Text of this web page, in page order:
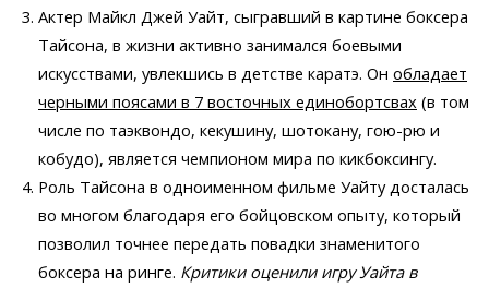
Актер Майкл Джей Уайт, сыгравший в картине боксера
Тайсона, в жизни активно занимался боевыми
искусствами, увлекшись в детстве каратэ. Он обладает
черными поясами в 7 восточных единобортсвах (в том
числе по таэквондо, кекушину, шотокану, гою-рю и
кобудо), является чемпионом мира по кикбоксингу.
Роль Тайсона в одноименном фильме Уайту досталась
во многом благодаря его бойцовском опыту, который
позволил точнее передать повадки знаменитого
боксера на ринге. Критики оценили игру Уайта в